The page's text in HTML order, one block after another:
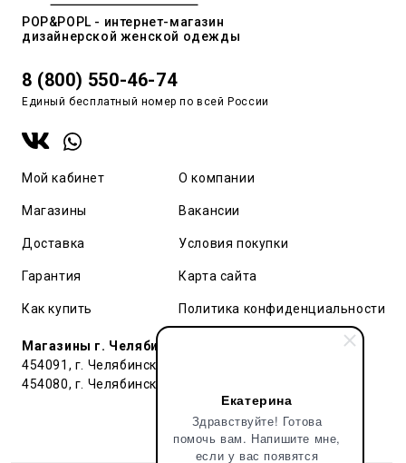
Екатерина
Здравствуйте! Готова
помочь вам. Напишите мне,
если у вас появятся
POP&POPL - интернет-магазин
дизайнерской женской одежды
8 (800) 550-46-74
Единый бесплатный номер по всей России
Мой кабинет
Магазины
Доставка
Гарантия
Как купить
О компании
Вакансии
Условия покупки
Карта сайта
Политика конфиденциальности
Магазины г. Челябинск:
454091, г. Челябинск, ул. Труда, 91 БЦ Гардероб
454080, г. Челябинск, ул. Тернопольская , д. 6